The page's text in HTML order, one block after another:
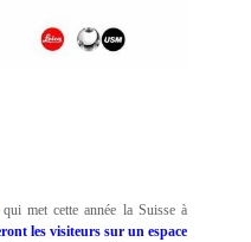
met cette année la Suisse à
les visiteurs sur un espace